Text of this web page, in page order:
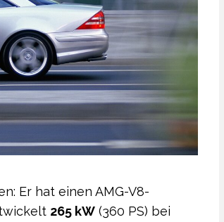
Er hat einen AMG-V8-
265 kW (360 PS) bei